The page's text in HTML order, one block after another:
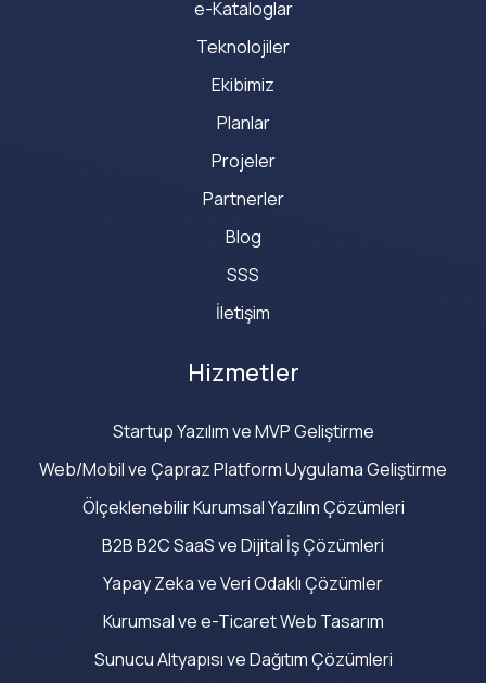
e-Kataloglar
Teknolojiler
Ekibimiz
Planlar
Projeler
Partnerler
Blog
SSS
İletişim
Hizmetler
Startup Yazılım ve MVP Geliştirme
Web/Mobil ve Çapraz Platform Uygulama Geliştirme
Ölçeklenebilir Kurumsal Yazılım Çözümleri
B2B B2C SaaS ve Dijital İş Çözümleri
Yapay Zeka ve Veri Odaklı Çözümler
Kurumsal ve e-Ticaret Web Tasarım
Sunucu Altyapısı ve Dağıtım Çözümleri